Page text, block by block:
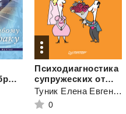
счастливому браку. Как создать семью, о которой ты мечтал
Психодиагностика
супружеских отношений
Туник Елена Евгеньевна
0